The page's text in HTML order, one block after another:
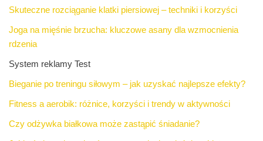
Skuteczne rozciąganie klatki piersiowej – techniki i korzyści
Joga na mięśnie brzucha: kluczowe asany dla wzmocnienia
rdzenia
System reklamy Test
Bieganie po treningu siłowym – jak uzyskać najlepsze efekty?
Fitness a aerobik: różnice, korzyści i trendy w aktywności
Czy odżywka białkowa może zastąpić śniadanie?